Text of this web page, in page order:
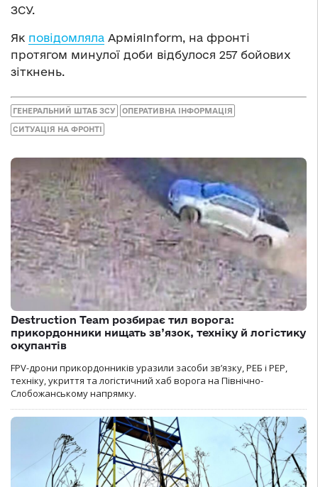
ЗСУ.
Як повідомляла АрміяInform, на фронті
протягом минулої доби відбулося 257 бойових
зіткнень.
ГЕНЕРАЛЬНИЙ ШТАБ ЗСУ ОПЕРАТИВНА ІНФОРМАЦІЯ
СИТУАЦІЯ НА ФРОНТІ
Destruction Team розбирає тил ворога:
прикордонники нищать зв’язок, техніку й логістику
окупантів
FPV-дрони прикордонників уразили засоби зв’язку, РЕБ і РЕР,
техніку, укриття та логістичний хаб ворога на Північно-
Слобожанському напрямку.